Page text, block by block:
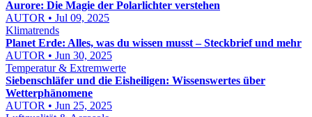
Aurore: Die Magie der Polarlichter verstehen
AUTOR • Jul 09, 2025
Klimatrends
Planet Erde: Alles, was du wissen musst – Steckbrief und mehr
AUTOR • Jun 30, 2025
Temperatur & Extremwerte
Siebenschläfer und die Eisheiligen: Wissenswertes über
Wetterphänomene
AUTOR • Jun 25, 2025